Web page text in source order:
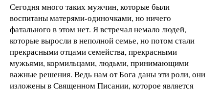
Сегодня много таких мужчин, которые были
воспитаны матерями-одиночками, но ничего
фатального в этом нет. Я встречал немало людей,
которые выросли в неполной семье, но потом стали
прекрасными отцами семейства, прекрасными
мужьями, кормильцами, людьми, принимающими
важные решения. Ведь нам от Бога даны эти роли, они
изложены в Священном Писании, которое является